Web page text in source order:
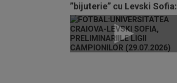
”bijuterie” cu Levski Sofia:
”E trist”